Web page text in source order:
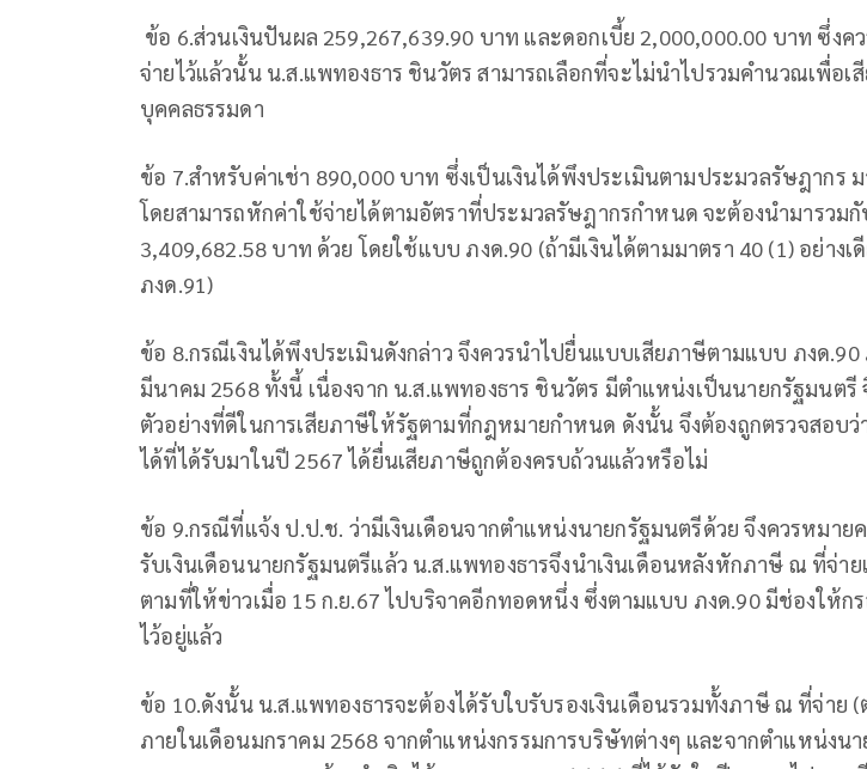
ข้อ 6.ส่วนเงินปันผล 259,267,639.90 บาท และดอกเบี้ย 2,000,000.00 บาท ซึ่งค
จ่ายไว้แล้วนั้น น.ส.แพทองธาร ชินวัตร สามารถเลือกที่จะไม่นำไปรวมคำนวณเพื่อเ
บุคคลธรรมดา
ข้อ 7.สำหรับค่าเช่า 890,000 บาท ซึ่งเป็นเงินได้พึงประเมินตามประมวลรัษฎากร
โดยสามารถหักค่าใช้จ่ายได้ตามอัตราที่ประมวลรัษฎากรกำหนด จะต้องนำมารวมกั
3,409,682.58 บาท ด้วย โดยใช้แบบ ภงด.90 (ถ้ามีเงินได้ตามมาตรา 40 (1) อย่างเ
ภงด.91)
ข้อ 8.กรณีเงินได้พึงประเมินดังกล่าว จึงควรนำไปยื่นแบบเสียภาษีตามแบบ ภงด.90
มีนาคม 2568 ทั้งนี้ เนื่องจาก น.ส.แพทองธาร ชินวัตร มีตำแหน่งเป็นนายกรัฐมนตรี
ตัวอย่างที่ดีในการเสียภาษีให้รัฐตามที่กฎหมายกำหนด ดังนั้น จึงต้องถูกตรวจสอบว่
ได้ที่ได้รับมาในปี 2567 ได้ยื่นเสียภาษีถูกต้องครบถ้วนแล้วหรือไม่
ข้อ 9.กรณีที่แจ้ง ป.ป.ช. ว่ามีเงินเดือนจากตำแหน่งนายกรัฐมนตรีด้วย จึงควรหมายค
รับเงินเดือนนายกรัฐมนตรีแล้ว น.ส.แพทองธารจึงนำเงินเดือนหลังหักภาษี ณ ที่จ่า
ตามที่ให้ข่าวเมื่อ 15 ก.ย.67 ไปบริจาคอีกทอดหนึ่ง ซึ่งตามแบบ ภงด.90 มีช่องให้ก
ไว้อยู่แล้ว
ข้อ 10.ดังนั้น น.ส.แพทองธารจะต้องได้รับใบรับรองเงินเดือนรวมทั้งภาษี ณ ที่จ่าย (
ภายในเดือนมกราคม 2568 จากตำแหน่งกรรมการบริษัทต่างๆ และจากตำแหน่งน